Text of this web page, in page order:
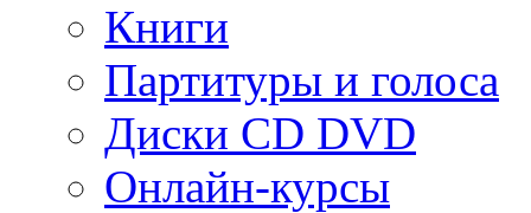
Книги
Партитуры и голоса
Диски CD DVD
Онлайн-курсы